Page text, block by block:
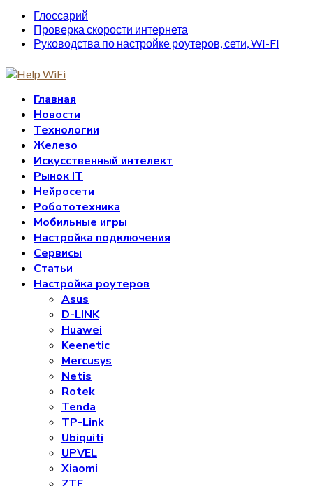
Глоссарий
Проверка скорости интернета
Руководства по настройке роутеров, сети, WI-FI
Главная
Новости
Технологии
Железо
Искусственный интелект
Рынок IT
Нейросети
Робототехника
Мобильные игры
Настройка подключения
Сервисы
Статьи
Настройка роутеров
Asus
D-LINK
Huawei
Keenetic
Mercusys
Netis
Rotek
Tenda
TP-Link
Ubiquiti
UPVEL
Xiaomi